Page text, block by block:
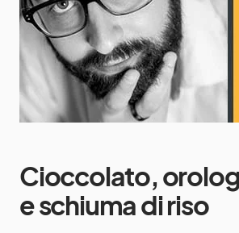
Cioccolato,
e schiuma di riso